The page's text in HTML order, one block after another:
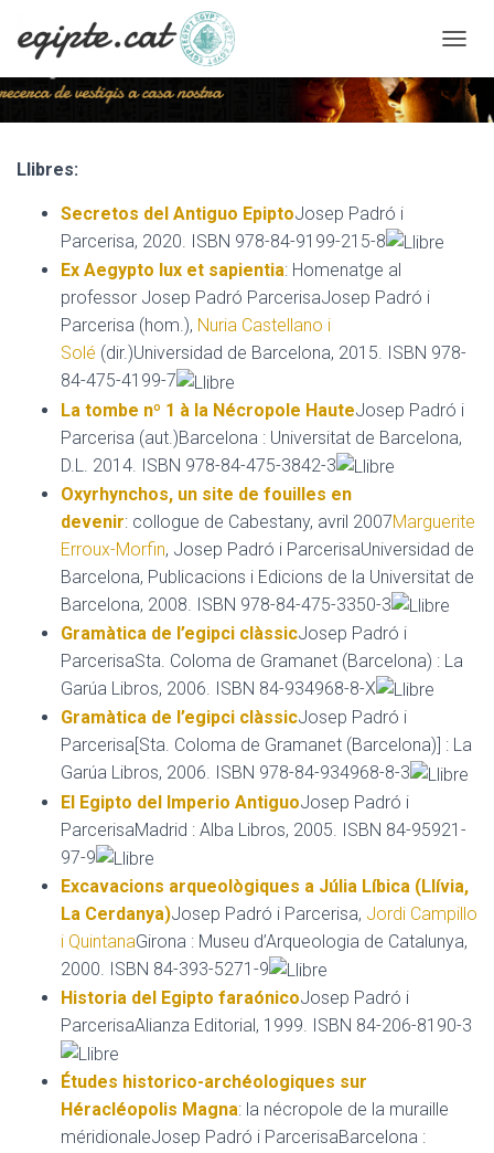
A
N
C
Literatura Dr. Josep Padró i
Parcerisa
Llibres:
Secretos del Antiguo EpiptoJosep Padró i
Parcerisa, 2020. ISBN 978-84-9199-215-8
Ex Aegypto lux et sapientia: Homenatge al
professor Josep Padró ParcerisaJosep Padró i
Parcerisa (hom.), Nuria Castellano i
Solé (dir.)Universidad de Barcelona, 2015. ISBN 978-
84-475-4199-7
La tombe nº 1 à la Nécropole HauteJosep Padró i
Parcerisa (aut.)Barcelona : Universitat de Barcelona,
D.L. 2014. ISBN 978-84-475-3842-3
Oxyrhynchos, un site de fouilles en
devenir: collogue de Cabestany, avril 2007Marguerite
Erroux-Morfin, Josep Padró i ParcerisaUniversidad de
Barcelona, Publicacions i Edicions de la Universitat de
Barcelona, 2008. ISBN 978-84-475-3350-3
Gramàtica de l’egipci clàssicJosep Padró i
ParcerisaSta. Coloma de Gramanet (Barcelona) : La
Garúa Libros, 2006. ISBN 84-934968-8-X
Gramàtica de l’egipci clàssicJosep Padró i
Parcerisa[Sta. Coloma de Gramanet (Barcelona)] : La
Garúa Libros, 2006. ISBN 978-84-934968-8-3
El Egipto del Imperio AntiguoJosep Padró i
ParcerisaMadrid : Alba Libros, 2005. ISBN 84-95921-
97-9
Excavacions arqueològiques a Júlia Líbica (Llívia,
La Cerdanya)Josep Padró i Parcerisa, Jordi Campillo
i QuintanaGirona : Museu d’Arqueologia de Catalunya,
2000. ISBN 84-393-5271-9
Historia del Egipto faraónicoJosep Padró i
ParcerisaAlianza Editorial, 1999. ISBN 84-206-8190-3
Études historico-archéologiques sur
Héracléopolis Magna: la nécropole de la muraille
méridionaleJosep Padró i ParcerisaBarcelona :